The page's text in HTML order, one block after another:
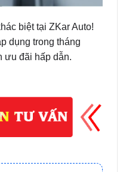
biệt tại ZKar Auto!
dụng trong tháng
ưu đãi hấp dẫn.